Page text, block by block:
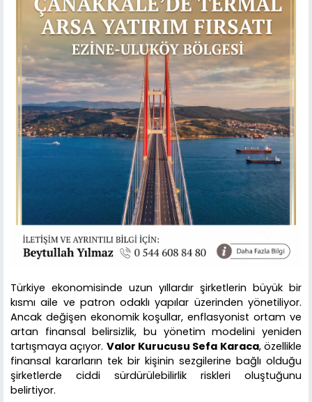
Türkiye ekonomisinde uzun yıllardır şirketlerin büyük bir
kısmı aile ve patron odaklı yapılar üzerinden yönetiliyor.
Ancak değişen ekonomik koşullar, enflasyonist ortam ve
artan finansal belirsizlik, bu yönetim modelini yeniden
tartışmaya açıyor. Valor Kurucusu Sefa Karaca, özellikle
finansal kararların tek bir kişinin sezgilerine bağlı olduğu
şirketlerde ciddi sürdürülebilirlik riskleri oluştuğunu
belirtiyor.